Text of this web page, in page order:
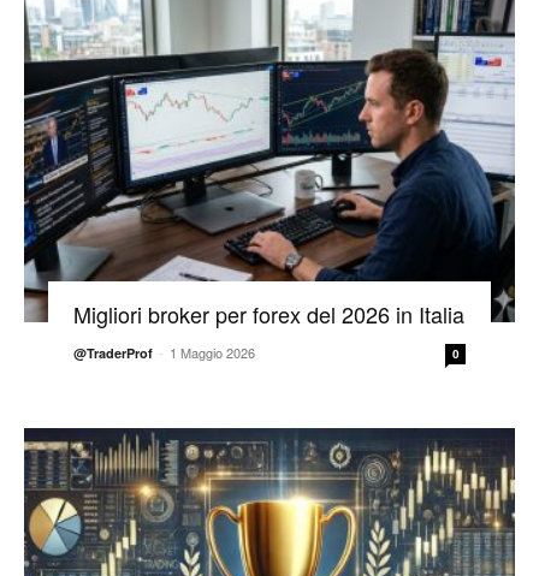
Migliori broker per forex del 2026 in Italia
@TraderProf - 1 Maggio 2026 0